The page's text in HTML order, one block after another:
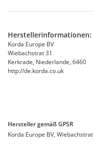
Herstellerinformationen:
Korda Europe BV
Wiebachstrat 31
Kerkrade, Niederlande, 6460
http://de.korda.co.uk
Hersteller gemäß GPSR
Korda Europe BV,